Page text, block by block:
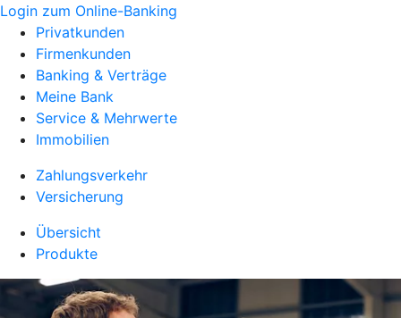
Login zum Online-Banking
Privatkunden
Firmenkunden
Banking & Verträge
Meine Bank
Service & Mehrwerte
Immobilien
Zahlungsverkehr
Versicherung
Übersicht
Produkte